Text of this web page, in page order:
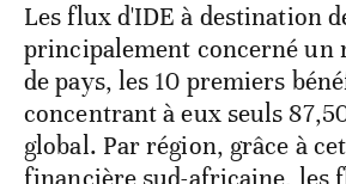
Les flux d'IDE à destination
principalement concerné un
de pays, les 10 premiers
concentrant à eux seuls
global. Par région, grâce à